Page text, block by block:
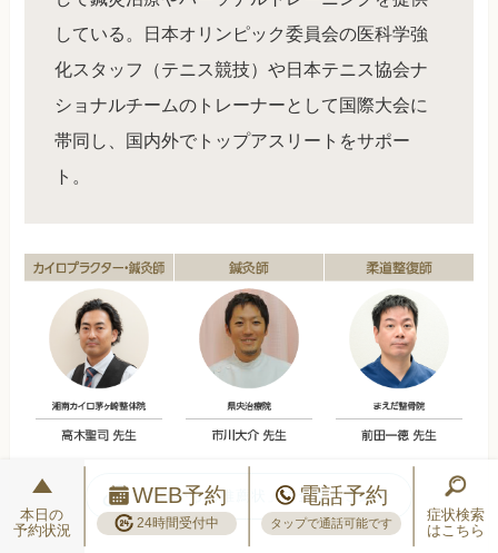
している。日本オリンピック委員会の医科学強
化スタッフ（テニス競技）や日本テニス協会ナ
ショナルチームのトレーナーとして国際大会に
帯同し、国内外でトップアスリートをサポー
ト。
「プロからの推薦状」で全文をご紹介
本日の
予約状況
WEB予約
24時間受付中
電話予約
タップで通話可能です
症状検索
はこちら